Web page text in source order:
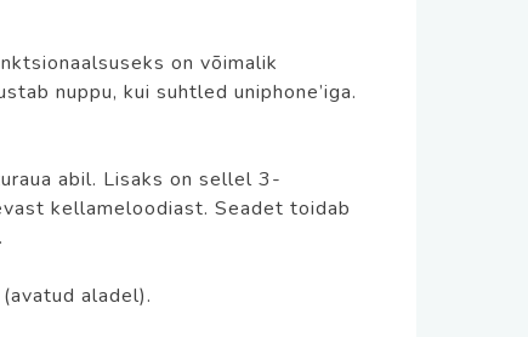
on võimalik
nuppu, kui suhtled uniphone’iga.
abil. Lisaks on sellel 3-
kellameloodiast. Seadet toidab
aladel).